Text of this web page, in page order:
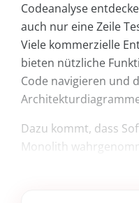
Codeanalyse
auch nur eine Zeile
Viele kommerzielle
bieten nützliche
Code navigieren und
Dazu kommt, dass
Monolith